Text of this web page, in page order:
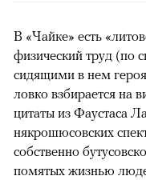
В «Чайке» есть
физический труд (по
сидящими в нем
ловко взбирается на
цитаты из Фаустаса
някрошюсовских
собственно
помятых жизнью